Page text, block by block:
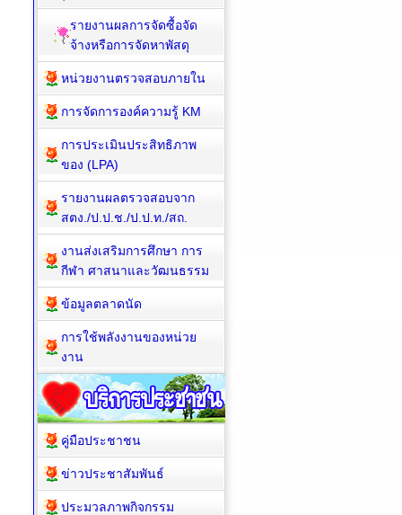
รายงานผลการจัดซื้อจัด
จ้างหรือการจัดหาพัสดุ
หน่วยงานตรวจสอบภายใน
การจัดการองค์ความรู้ KM
การประเมินประสิทธิภาพ
ของ (LPA)
รายงานผลตรวจสอบจาก
สตง./ป.ป.ช./ป.ป.ท./สถ.
งานส่งเสริมการศึกษา การ
กีฬา ศาสนาและวัฒนธรรม
ข้อมูลตลาดนัด
การใช้พลังงานของหน่วย
งาน
คู่มือประชาชน
ข่าวประชาสัมพันธ์
ประมวลภาพกิจกรรม